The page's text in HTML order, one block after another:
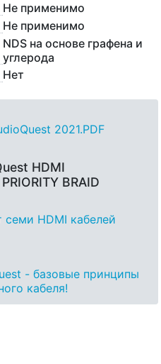
Не применимо
Не применимо
NDS на основе графена и
углерода
Нет
2021.PDF
HDMI
BRAID
семи HDMI кабелей
- базовые принципы
кабеля!